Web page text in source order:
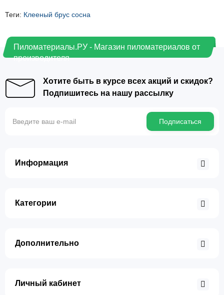
Теги: Клееный брус сосна
Пиломатериалы.РУ - Магазин пиломатериалов от
производителя
Хотите быть в курсе всех акций и скидок?
Подпишитесь на нашу рассылку
Подписаться
Информация
Категории
Дополнительно
Личный кабинет